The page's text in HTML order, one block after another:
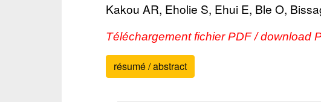
Kakou AR, Eholie S, Ehui E, Ble O,
Téléchargement fichier PDF / download
résumé / abstract